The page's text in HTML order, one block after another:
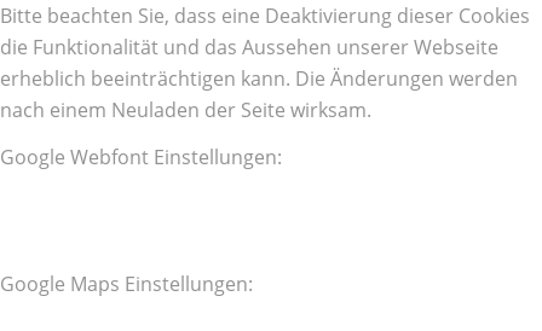
Bitte beachten Sie, dass eine Deaktivierung dieser Cookies
die Funktionalität und das Aussehen unserer Webseite
erheblich beeinträchtigen kann. Die Änderungen werden
nach einem Neuladen der Seite wirksam.
Google Webfont Einstellungen:
Google Maps Einstellungen: